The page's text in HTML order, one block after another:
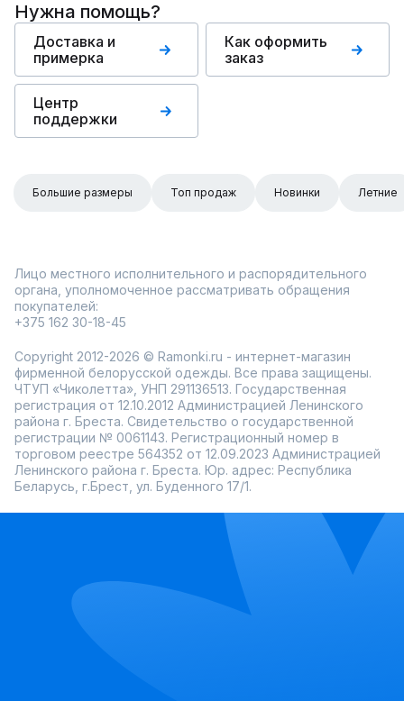
Нужна помощь?
Доставка и
примерка
Как оформить
заказ
Центр
поддержки
Большие размеры Топ продаж Новинки Летние
Лицо местного исполнительного и распорядительного
органа, уполномоченное рассматривать обращения
покупателей:
+375 162 30-18-45
Copyright 2012-2026 © Ramonki.ru - интернет-магазин
фирменной белорусской одежды. Все права защищены.
ЧТУП «Чиколетта», УНП 291136513. Государственная
регистрация от 12.10.2012 Администрацией Ленинского
района г. Бреста. Свидетельство о государственной
регистрации № 0061143. Регистрационный номер в
торговом реестре 564352 от 12.09.2023 Администрацией
Ленинского района г. Бреста. Юр. адрес: Республика
Беларусь, г.Брест, ул. Буденного 17/1.